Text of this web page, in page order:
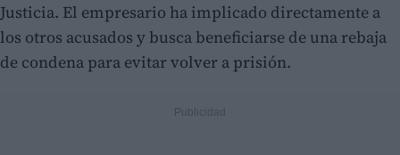
Justicia. El empresario ha implicado directamente a
los otros acusados y busca beneficiarse de una rebaja
de condena para evitar volver a prisión.